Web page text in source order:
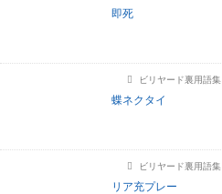
即死
ビリヤード裏用語集
蝶ネクタイ
ビリヤード裏用語集
リア充プレー